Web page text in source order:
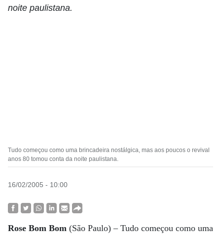
noite paulistana.
Tudo começou como uma brincadeira nostálgica, mas aos poucos o revival
anos 80 tomou conta da noite paulistana.
16/02/2005 - 10:00
Rose Bom Bom (São Paulo) – Tudo começou como uma